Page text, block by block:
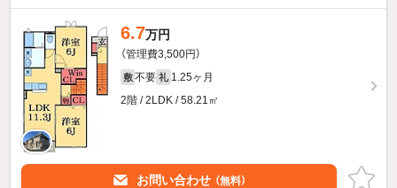
6.7万円
（管理費3,500円）
敷 不要 礼 1.25ヶ月
2階 / 2LDK / 58.21㎡
お問い合わせ （無料）